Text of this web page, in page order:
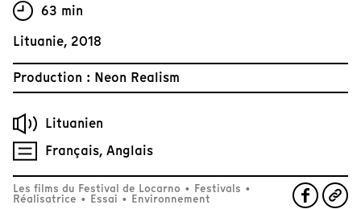
63 min
Lituanie, 2018
Production : Neon Realism
Lituanien
Français, Anglais
Les films du Festival de Locarno • Festivals •
Réalisatrice • Essai • Environnement